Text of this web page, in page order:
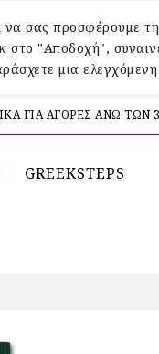
σας προσφέρουμε
στο "Αποδοχή",
μια
ΓΙΑ ΑΓΟΡΕΣ ΑΝΩ ΤΩΝ
GREEKSTEPS